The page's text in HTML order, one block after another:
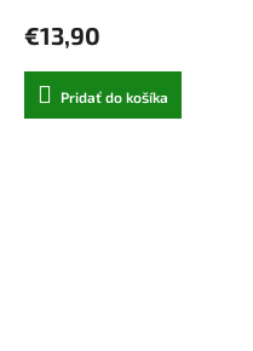
€13,90
Pridať do košíka